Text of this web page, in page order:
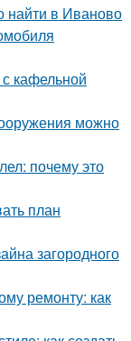
найти в Иваново
кафельной
можно
почему это
план
загородного
ремонту: как